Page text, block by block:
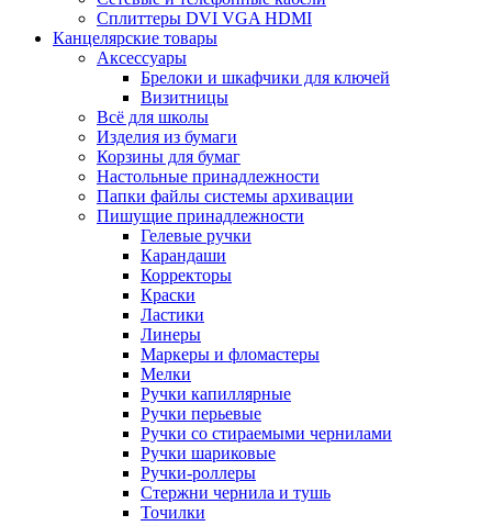
Сплиттеры DVI VGA HDMI
Канцелярские товары
Аксессуары
Брелоки и шкафчики для ключей
Визитницы
Всё для школы
Изделия из бумаги
Корзины для бумаг
Настольные принадлежности
Папки файлы системы архивации
Пишущие принадлежности
Гелевые ручки
Карандаши
Корректоры
Краски
Ластики
Линеры
Маркеры и фломастеры
Мелки
Ручки капиллярные
Ручки перьевые
Ручки со стираемыми чернилами
Ручки шариковые
Ручки-роллеры
Стержни чернила и тушь
Точилки